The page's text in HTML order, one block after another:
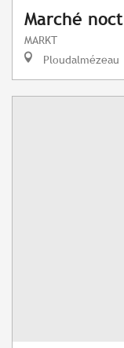
Marché
MARKT
Ploudalmézeau